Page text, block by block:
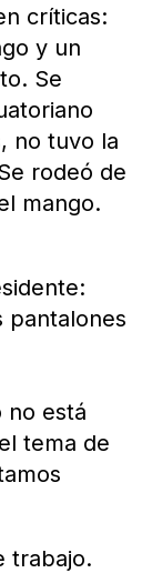
críticas:
y un
Se
no tuvo la
rodeó de
mango.
pantalones
no está
tema de
trabajo.